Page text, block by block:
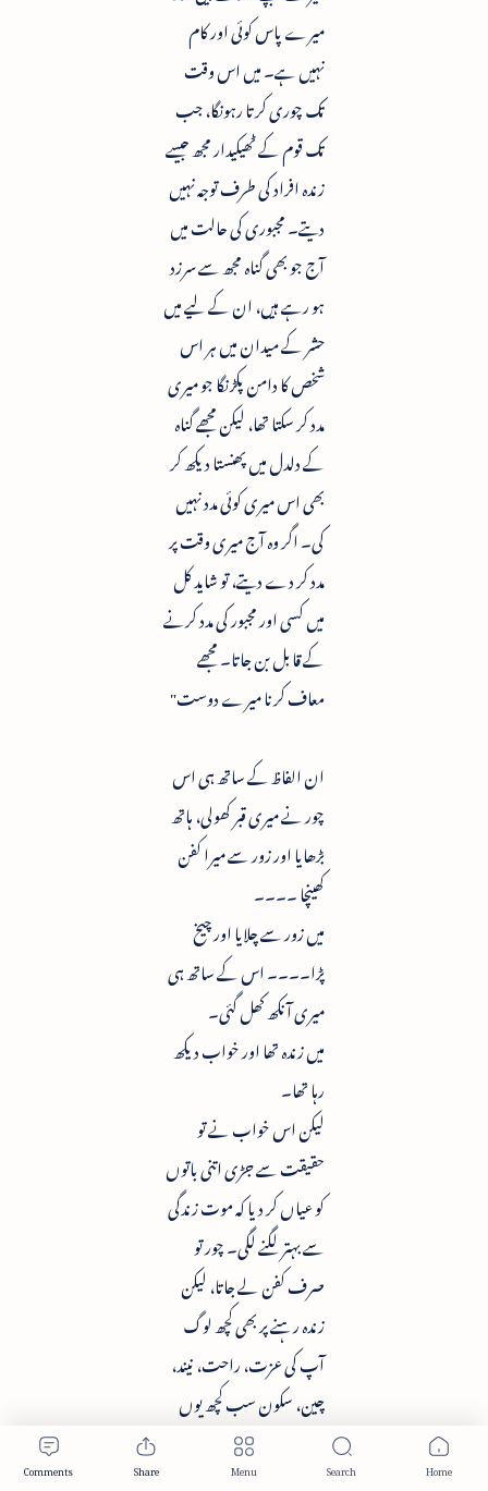
میرے پاس کوئی اور کام
نہیں ہے۔ میں اس وقت
تک چوری کرتا رہونگا، جب
تک قوم کے ٹھیکیدار مجھ جیسے
زندہ افراد کی طرف توجہ نہیں
دیتے۔ مجبوری کی حالت میں
آج جو بھی گناہ مجھ سے سرزد
ہو رہے ہیں، ان کے لیے میں
حشر کے میدان میں ہر اس
شخص کا دامن پکڑنگا جو میری
مدد کر سکتا تھا، لیکن مجھے گناہ
کے دلدل میں پھنستا دیکھ کر
بھی اس میری کوئی مدد نہیں
کی۔ اگر وہ آج میری وقت پر
مدد کر دے دیتے، تو شاید کل
میں کسی اور مجبور کی مدد کرنے
کے قابل بن جاتا۔ مجھے
معاف کرنا میرے دوست"
ان الفاظ کے ساتھ ہی اس
چور نے میری قبر کھولی، ہاتھ
بڑھایا اور زور سے میرا کفن
کھینچا ۔۔۔۔
میں زور سے چلایا اور چیخ
پڑا۔۔۔۔ اس کے ساتھ ہی
میری آنکھ کھل گئی۔
میں زندہ تھا اور خواب دیکھ
رہا تھا۔
لیکن اس خواب نے تو
حقیقت سے جڑی اتنی باتوں
کو عیاں کر دیا کہ موت زندگی
سے بہتر لگنے لگی۔ چور تو
صرف کفن لے جاتا، لیکن
زندہ رہنے پر بھی کچھ لوگ
آپ کی عزت، راحت، نیند،
چین، سکون سب کچھ یوں
آرام سے چھین لیتے ہیں کہ
انہیں اپنے اس ظلم کا